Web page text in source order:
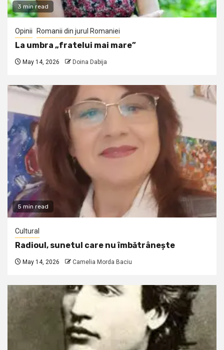
3 min read
Opinii Romanii din jurul Romaniei
La umbra „fratelui mai mare”
May 14, 2026 Doina Dabija
5 min read
Cultural
Radioul, sunetul care nu îmbătrânește
May 14, 2026 Camelia Morda Baciu